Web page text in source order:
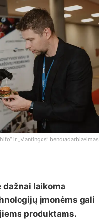
ir „Mantingos“ bendradarbiavimas
dažnai laikoma
įmonėms gali
produktams.